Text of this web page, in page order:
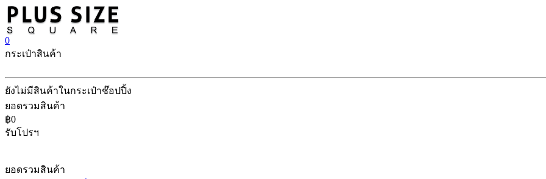
0
กระเป๋าสินค้า
ยังไม่มีสินค้าในกระเป๋าช๊อปปิ้ง
ยอดรวมสินค้า
฿0
รับโปรฯ
ยอดรวมสินค้า